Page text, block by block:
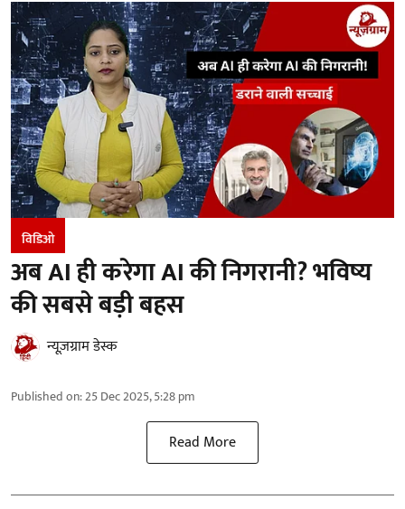
विडिओ
अब AI ही करेगा AI की निगरानी? भविष्य
की सबसे बड़ी बहस
न्यूज़ग्राम डेस्क
Published on:25 Dec 2025, 5:28 pm
Read More